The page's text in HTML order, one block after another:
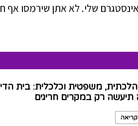
שלי. לא אתן שירמסו אף
משפטית וכלכלית: בית
רק במקרים חריגים